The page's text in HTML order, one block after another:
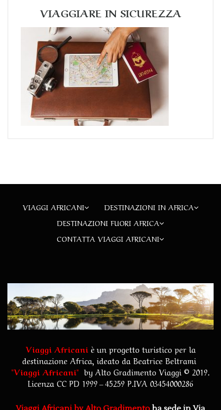
VIAGGIARE IN SICUREZZA
VIAGGI AFRICANI
DESTINAZIONI IN AFRICA
DESTINAZIONI FUORI AFRICA
CONTATTA VIAGGI AFRICANI
Viaggi Africani è un progetto turistico per la
destinazione Africa, ideato da Beatrice Beltrami
"Viaggi Africani" by Alto Gradimento Viaggi © 2019.
Licenza CC PD 1999 – 45259 P.IVA 03454000286